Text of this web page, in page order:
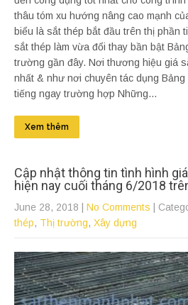
thâu tóm xu hướng nâng cao mạnh
biểu là sắt thép bắt đầu trên thị phần
sắt thép làm vừa đổi thay bần bật
trường gần đây. Nơi thương hiệu giá
nhất & như nơi chuyên tác dụng
tiếng ngay trường hợp Những...
Xem thêm
Cập nhật thông tin tình hình
hiện nay cuối tháng 6/2018
June 28, 2018 No Comments |
thép, Thị trường, Xây dựng